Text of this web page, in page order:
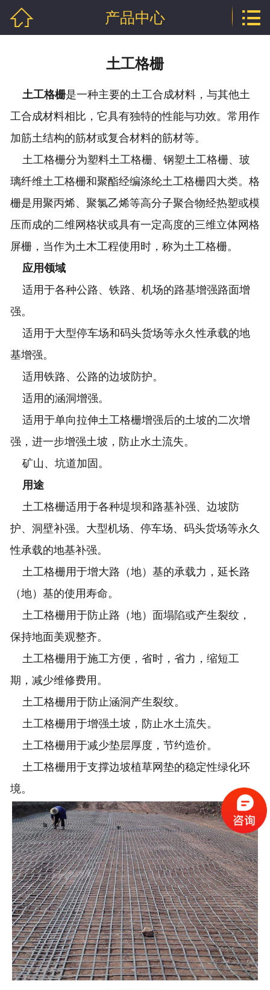
程泰业绩
企业资质
联系我们
 产品中心 
土工格栅
土工格栅是一种主要的土工合成材料，与其他土
工合成材料相比，它具有独特的性能与功效。常用作
加筋土结构的筋材或复合材料的筋材等。
土工格栅分为塑料土工格栅、钢塑土工格栅、玻
璃纤维土工格栅和聚酯经编涤纶土工格栅四大类。格
栅是用聚丙烯、聚氯乙烯等高分子聚合物经热塑或模
压而成的二维网格状或具有一定高度的三维立体网格
屏栅，当作为土木工程使用时，称为土工格栅。
应用领域
适用于各种公路、铁路、机场的路基增强路面增
强。
适用于大型停车场和码头货场等永久性承载的地
基增强。
适用铁路、公路的边坡防护。
适用的涵洞增强。
适用于单向拉伸土工格栅增强后的土坡的二次增
强，进一步增强土坡，防止水土流失。
矿山、坑道加固。
用途
土工格栅适用于各种堤坝和路基补强、边坡防
护、洞壁补强。大型机场、停车场、码头货场等永久
性承载的地基补强。
土工格栅用于增大路（地）基的承载力，延长路
（地）基的使用寿命。
土工格栅用于防止路（地）面塌陷或产生裂纹，
保持地面美观整齐。
土工格栅用于施工方便，省时，省力，缩短工
期，减少维修费用。
土工格栅用于防止涵洞产生裂纹。
土工格栅用于增强土坡，防止水土流失。
土工格栅用于减少垫层厚度，节约造价。
土工格栅用于支撑边坡植草网垫的稳定性绿化环
境。